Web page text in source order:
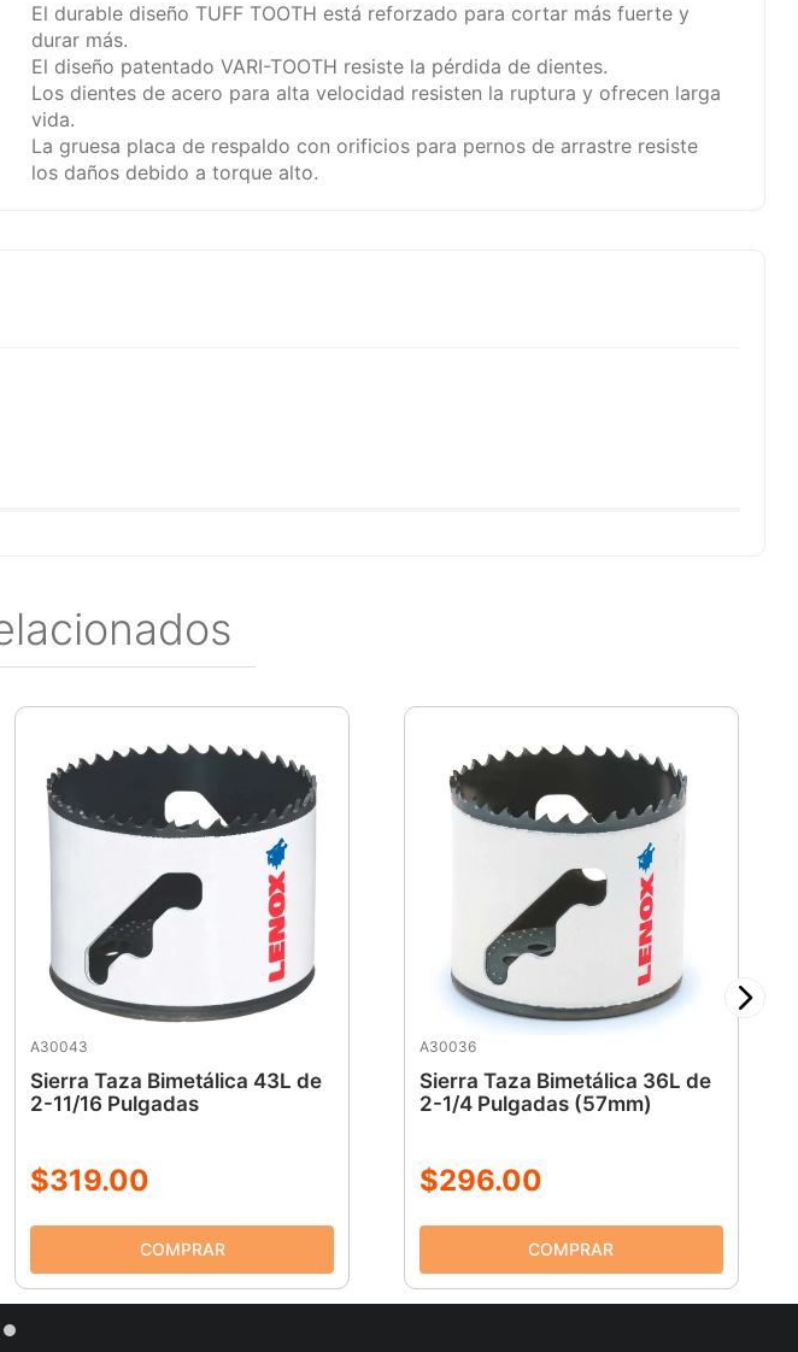
El durable diseño TUFF TOOTH está reforzado para cortar más fuerte y
durar más.
El diseño patentado VARI-TOOTH resiste la pérdida de dientes.
Los dientes de acero para alta velocidad resisten la ruptura y ofrecen larga
vida.
La gruesa placa de respaldo con orificios para pernos de arrastre resiste
los daños debido a torque alto.
A30043
Sierra Taza Bimetálica 43L de
2-11/16 Pulgadas
$319.00
A30036
Sierra Taza Bimetálica 36L de
2-1/4 Pulgadas (57mm)
$296.00